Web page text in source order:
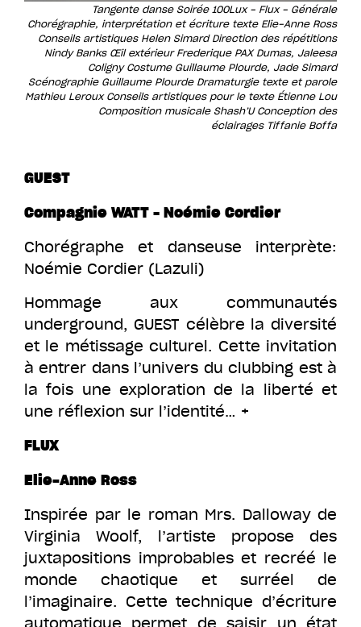
Tangente danse Soirée 100Lux - Flux - Générale
Chorégraphie, interprétation et écriture texte Elie-Anne Ross
Conseils artistiques Helen Simard Direction des répétitions
Nindy Banks Œil extérieur Frederique PAX Dumas, Jaleesa
Coligny Costume Guillaume Plourde, Jade Simard
Scénographie Guillaume Plourde Dramaturgie texte et parole
Mathieu Leroux Conseils artistiques pour le texte Étienne Lou
Composition musicale Shash’U Conception des
éclairages Tiffanie Boffa
GUEST
Compagnie WATT – Noémie Cordier
Chorégraphe et danseuse interprète:
Noémie Cordier (Lazuli)
Hommage aux communautés
underground, GUEST célèbre la diversité
et le métissage culturel. Cette invitation
à entrer dans l’univers du clubbing est à
la fois une exploration de la liberté et
une réflexion sur l’identité… +
FLUX
Elie-Anne Ross
Inspirée par le roman Mrs. Dalloway de
Virginia Woolf, l’artiste propose des
juxtapositions improbables et recréé le
monde chaotique et surréel de
l’imaginaire. Cette technique d’écriture
automatique permet de saisir un état